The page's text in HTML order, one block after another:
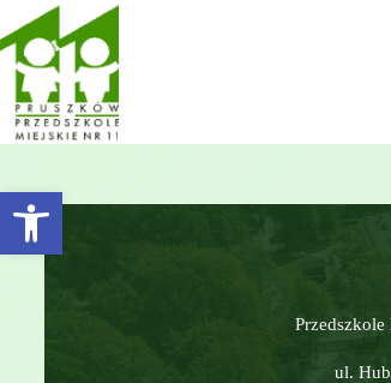
Otwórz pasek narzędzi
ul.